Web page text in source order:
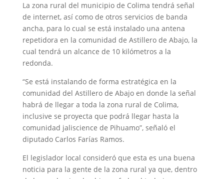
La zona rural del municipio de Colima tendrá señal
de internet, así como de otros servicios de banda
ancha, para lo cual se está instalado una antena
repetidora en la comunidad de Astillero de Abajo, la
cual tendrá un alcance de 10 kilómetros a la
redonda.
“Se está instalando de forma estratégica en la
comunidad del Astillero de Abajo en donde la señal
habrá de llegar a toda la zona rural de Colima,
inclusive se proyecta que podrá llegar hasta la
comunidad jaliscience de Pihuamo”, señaló el
diputado Carlos Farías Ramos.
El legislador local consideró que esta es una buena
noticia para la gente de la zona rural ya que, dentro